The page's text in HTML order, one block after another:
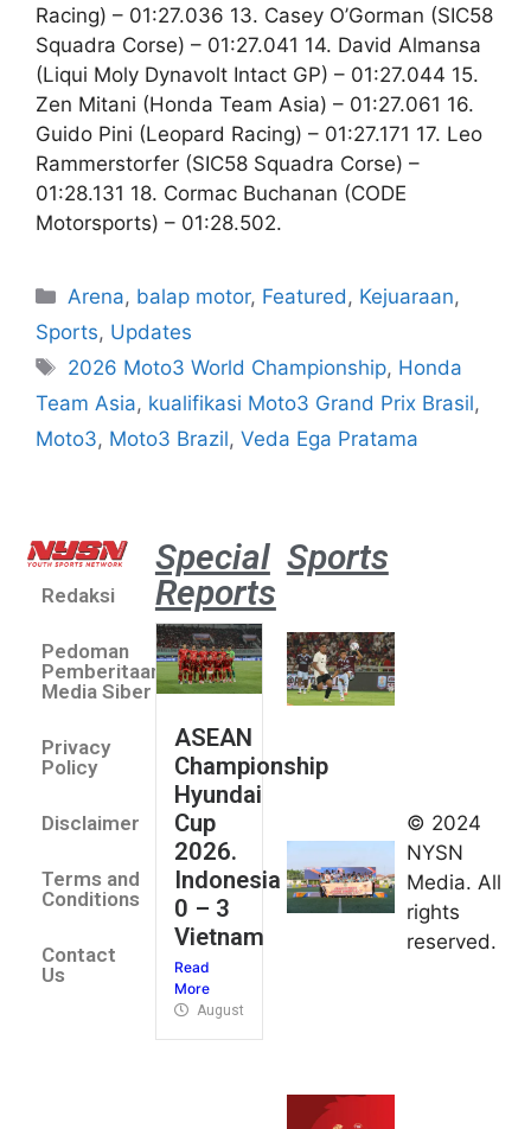
Racing) – 01:27.036 13. Casey O’Gorman (SIC58
Squadra Corse) – 01:27.041 14. David Almansa
(Liqui Moly Dynavolt Intact GP) – 01:27.044 15.
Zen Mitani (Honda Team Asia) – 01:27.061 16.
Guido Pini (Leopard Racing) – 01:27.171 17. Leo
Rammerstorfer (SIC58 Squadra Corse) –
01:28.131 18. Cormac Buchanan (CODE
Motorsports) – 01:28.502.
Arena, balap motor, Featured, Kejuaraan,
Sports, Updates
2026 Moto3 World Championship, Honda
Team Asia, kualifikasi Moto3 Grand Prix Brasil,
Moto3, Moto3 Brazil, Veda Ega Pratama
Redaksi
Pedoman
Pemberitaan
Media Siber
Privacy
Policy
Disclaimer
Terms and
Conditions
Contact
Us
Special
Reports
ASEAN
Championship
Hyundai
Cup
2026.
Indonesia
0 – 3
Vietnam
Read
More
August 4, 2026
Sports
umum
Kejurnas
Panahan
Junior di
Kudus
© 2024
NYSN
Media. All
rights
reserved.